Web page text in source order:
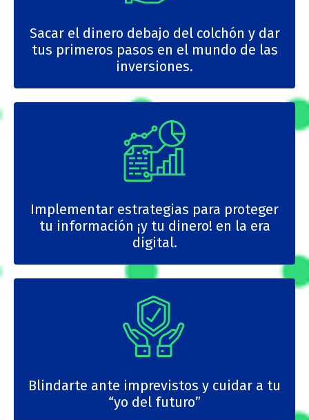
Sacar el dinero debajo del colchón y dar
tus primeros pasos en el mundo de las
inversiones.
Implementar estrategias para proteger
tu información ¡y tu dinero! en la era
digital.
Blindarte ante imprevistos y cuidar a tu
“yo del futuro”